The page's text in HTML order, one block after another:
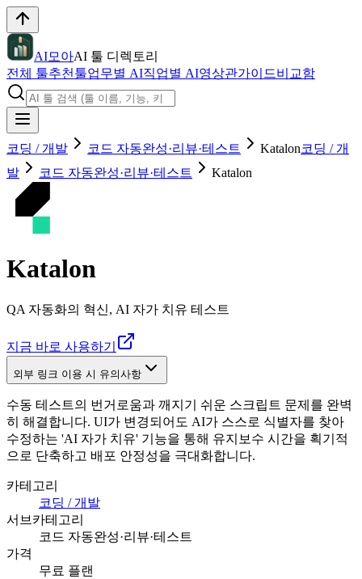
AI모아AI 툴 디렉토리
전체 툴추천툴업무별 AI직업별 AI영상관가이드비교함
코딩 / 개발 코드 자동완성·리뷰·테스트 Katalon코딩 / 개
발
코드 자동완성·리뷰·테스트 Katalon
Katalon
QA 자동화의 혁신, AI 자가 치유 테스트
지금 바로 사용하기
외부 링크 이용 시 유의사항
수동 테스트의 번거로움과 깨지기 쉬운 스크립트 문제를 완벽
히 해결합니다. UI가 변경되어도 AI가 스스로 식별자를 찾아
수정하는 'AI 자가 치유' 기능을 통해 유지보수 시간을 획기적
으로 단축하고 배포 안정성을 극대화합니다.
카테고리
코딩 / 개발
서브카테고리
코드 자동완성·리뷰·테스트
가격
무료 플랜